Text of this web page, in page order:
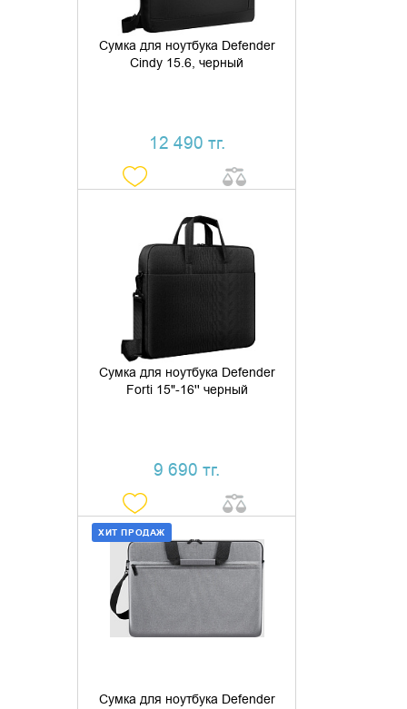
Сумка для ноутбука Defender
Cindy 15.6, черный
12 490 тг.
Сумка для ноутбука Defender
Forti 15"-16'' черный
9 690 тг.
ДОБАВИТЬ В КОРЗИНУ
КУПИТЬ В 1 КЛИК
Сумка для ноутбука Defender
ХИТ ПРОДАЖ
ДОБАВИТЬ В КОРЗИНУ
КУПИТЬ В 1 КЛИК